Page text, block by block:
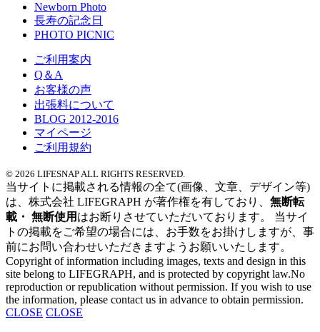
Newborn Photo
長寿の記念日
PHOTO PICNIC
ご利用案内
Q＆A
お客様の声
出張料について
BLOG 2012-2016
マイページ
ご利用規約
© 2026 LIFESNAP ALL RIGHTS RESERVED.
当サイトに掲載される情報の全て(画像、文章、デザイン等)
は、 株式会社 LIFEGRAPH が著作権を有しており、 無断転
載・ 無断使用 はお断りさせていただいております。
当サイ
トの掲載をご希望の場合には、 お手数をお掛けしますが、 事
前にお問い合わせいただきますよう お願いいたします。
Copyright of information including images, texts and design in this
site belong to LIFEGRAPH, and is protected by copyright law.No
reproduction or republication without permission. If you wish to use
the information, please contact us in advance to obtain permission.
CLOSE CLOSE